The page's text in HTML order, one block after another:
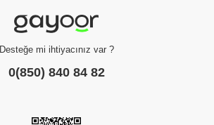
Desteğe mi ihtiyacınız var ?
0(850) 840 84 82